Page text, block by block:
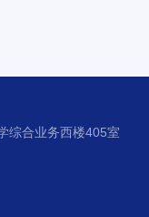
综合业务西楼405室